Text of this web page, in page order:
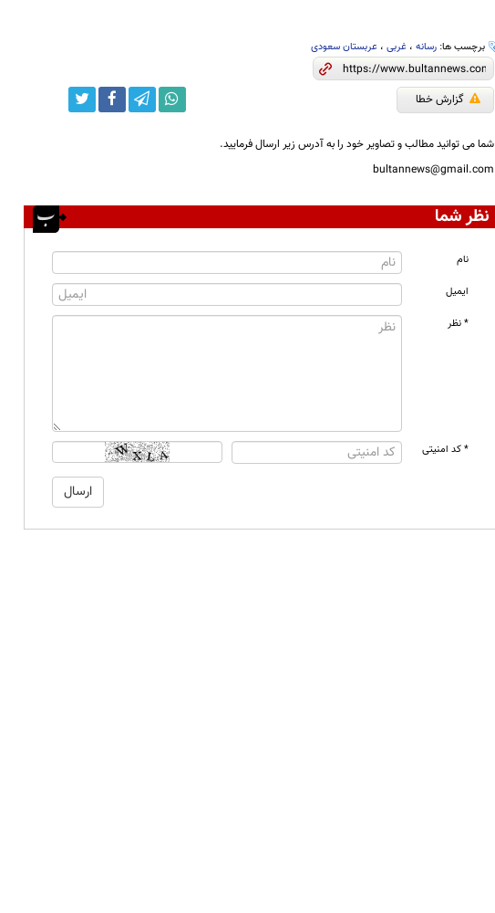
برچسب ها: رسانه، غربی، عربستان سعودی
گزارش خطا
شما می توانید مطالب و تصاویر خود را به آدرس زیر ارسال فرمایید.
bultannews@gmail.com
نظر شما
نام
ایمیل
* نظر
* کد امنیتی